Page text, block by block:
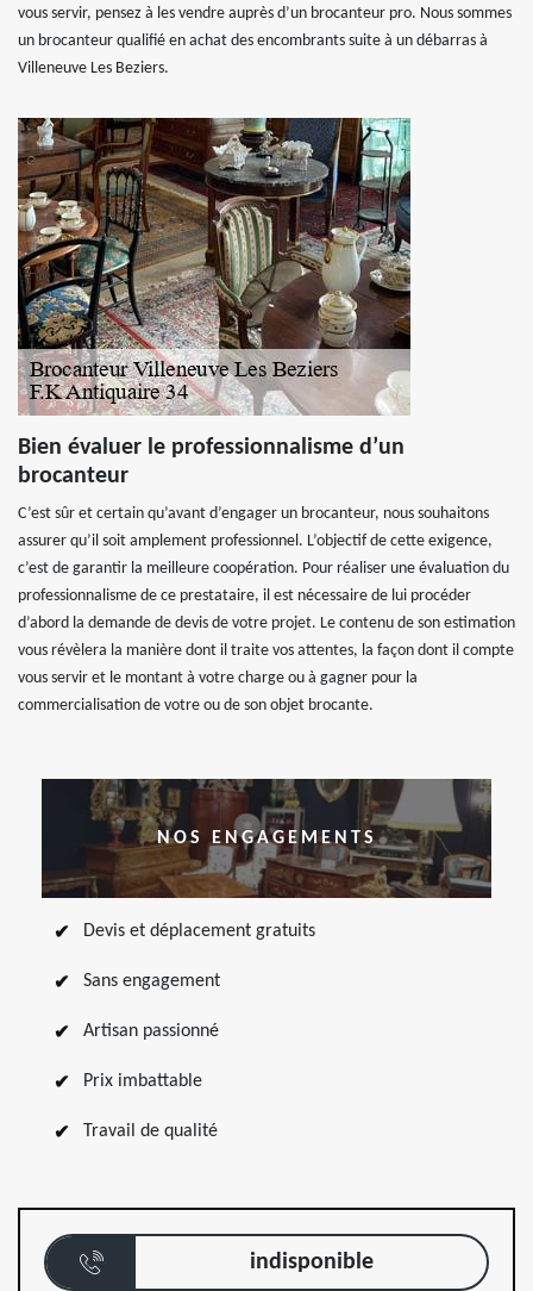
vous servir, pensez à les vendre auprès d’un brocanteur pro. Nous sommes
un brocanteur qualifié en achat des encombrants suite à un débarras à
Villeneuve Les Beziers.
Bien évaluer le professionnalisme d’un
brocanteur
C’est sûr et certain qu’avant d’engager un brocanteur, nous souhaitons
assurer qu’il soit amplement professionnel. L’objectif de cette exigence,
c’est de garantir la meilleure coopération. Pour réaliser une évaluation du
professionnalisme de ce prestataire, il est nécessaire de lui procéder
d’abord la demande de devis de votre projet. Le contenu de son estimation
vous révèlera la manière dont il traite vos attentes, la façon dont il compte
vous servir et le montant à votre charge ou à gagner pour la
commercialisation de votre ou de son objet brocante.
NOS ENGAGEMENTS
Devis et déplacement gratuits
Sans engagement
Artisan passionné
Prix imbattable
Travail de qualité
indisponible